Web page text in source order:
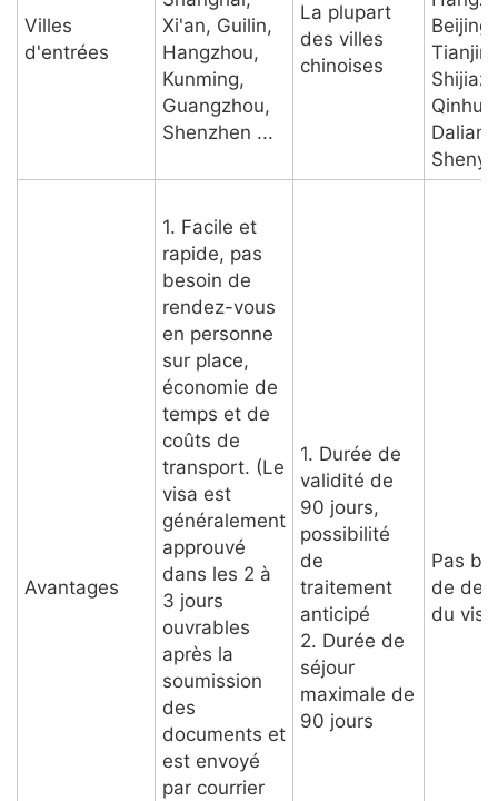
Villes
d'entrées
Xi'an, Guilin,
Hangzhou,
Kunming,
Guangzhou,
Shenzhen ...
La plupart
des villes
chinoises
Beijing,
Tianjin,
Dalian,
Avantages
1. Facile et
rapide, pas
besoin de
rendez-vous
en personne
sur place,
économie de
temps et de
coûts de
transport. (Le
visa est
généralement
approuvé
dans les 2 à
3 jours
ouvrables
après la
soumission
des
documents et
est envoyé
par courrier
1. Durée de
validité de
90 jours,
possibilité
de
traitement
anticipé
2. Durée de
séjour
maximale de
90 jours
Pas
de
du visa